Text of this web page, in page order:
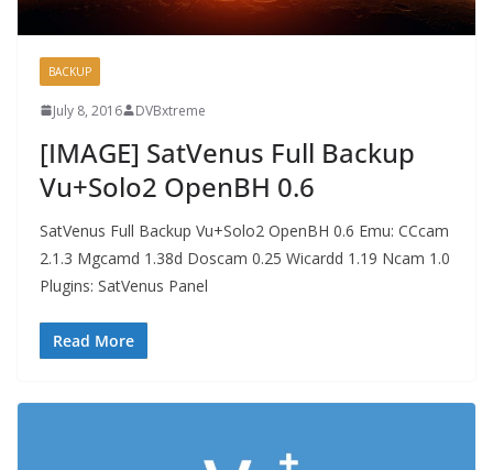
BACKUP
July 8, 2016 DVBxtreme
[IMAGE] SatVenus Full Backup
Vu+Solo2 OpenBH 0.6
SatVenus Full Backup Vu+Solo2 OpenBH 0.6 Emu: CCcam
2.1.3 Mgcamd 1.38d Doscam 0.25 Wicardd 1.19 Ncam 1.0
Plugins: SatVenus Panel
Read More